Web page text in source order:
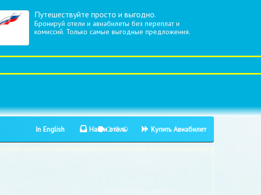
Путешествуйте просто и выгодно.
Бронируй отели и авиабилеты без переплат и
комиссий. Только самые выгодные предложения.
In English Найти отель Купить Авиабилет